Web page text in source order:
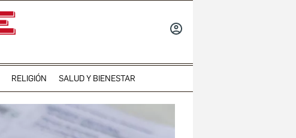
RELIGIÓN SALUD Y BIENESTAR